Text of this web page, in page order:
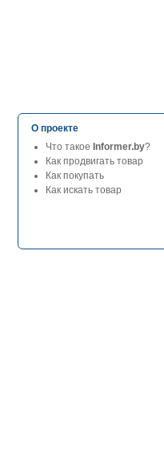
О проекте
Что такое Informer.by?
Как продвигать товар
Как покупать
Как искать товар